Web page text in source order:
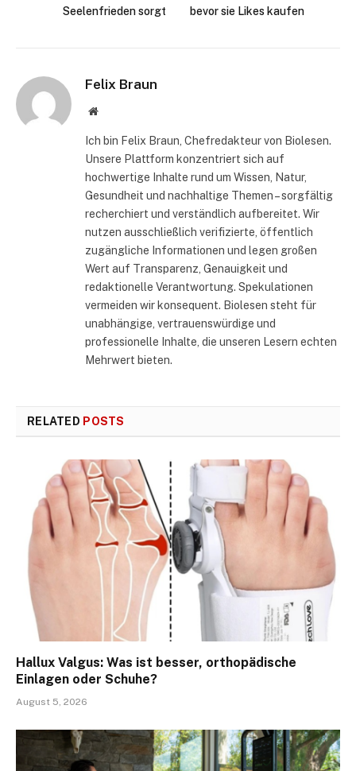
Seelenfrieden sorgt
bevor sie Likes kaufen
Felix Braun
Website
Ich bin Felix Braun, Chefredakteur von Biolesen.
Unsere Plattform konzentriert sich auf
hochwertige Inhalte rund um Wissen, Natur,
Gesundheit und nachhaltige Themen – sorgfältig
recherchiert und verständlich aufbereitet. Wir
nutzen ausschließlich verifizierte, öffentlich
zugängliche Informationen und legen großen
Wert auf Transparenz, Genauigkeit und
redaktionelle Verantwortung. Spekulationen
vermeiden wir konsequent. Biolesen steht für
unabhängige, vertrauenswürdige und
professionelle Inhalte, die unseren Lesern echten
Mehrwert bieten.
RELATED POSTS
Hallux Valgus: Was ist besser, orthopädische
Einlagen oder Schuhe?
August 5, 2026